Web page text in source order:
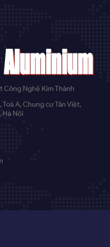
Công Nghệ Kim Thành
Toà A, Chung cư Tân Việt,
Nội